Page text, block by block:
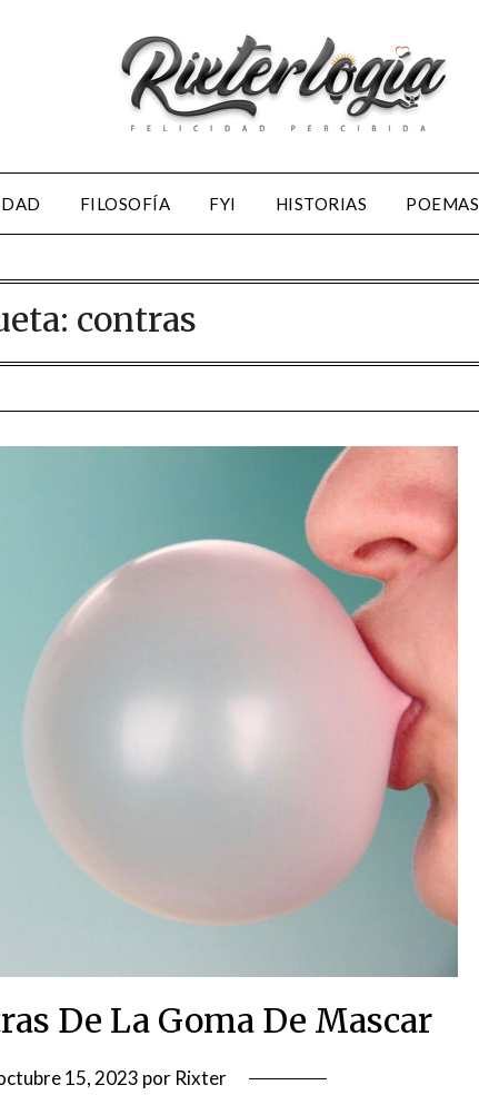
FILOSOFÍA FYI HISTORIAS POEMAS
contras
De La Goma De Mascar
15, 2023 por Rixter